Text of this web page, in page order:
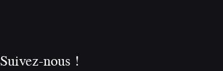
Suivez-nous !